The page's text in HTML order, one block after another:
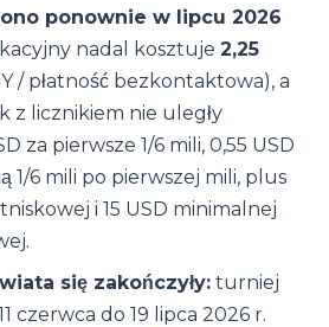
ponownie w lipcu 2026
nadal kosztuje 2,25
/ płatność bezkontaktowa), a
z licznikiem nie uległy
za pierwsze 1/6 mili, 0,55 USD
1/6 mili po pierwszej mili, plus
i 15 USD minimalnej
się zakończyły: turniej
czerwca do 19 lipca 2026 r.